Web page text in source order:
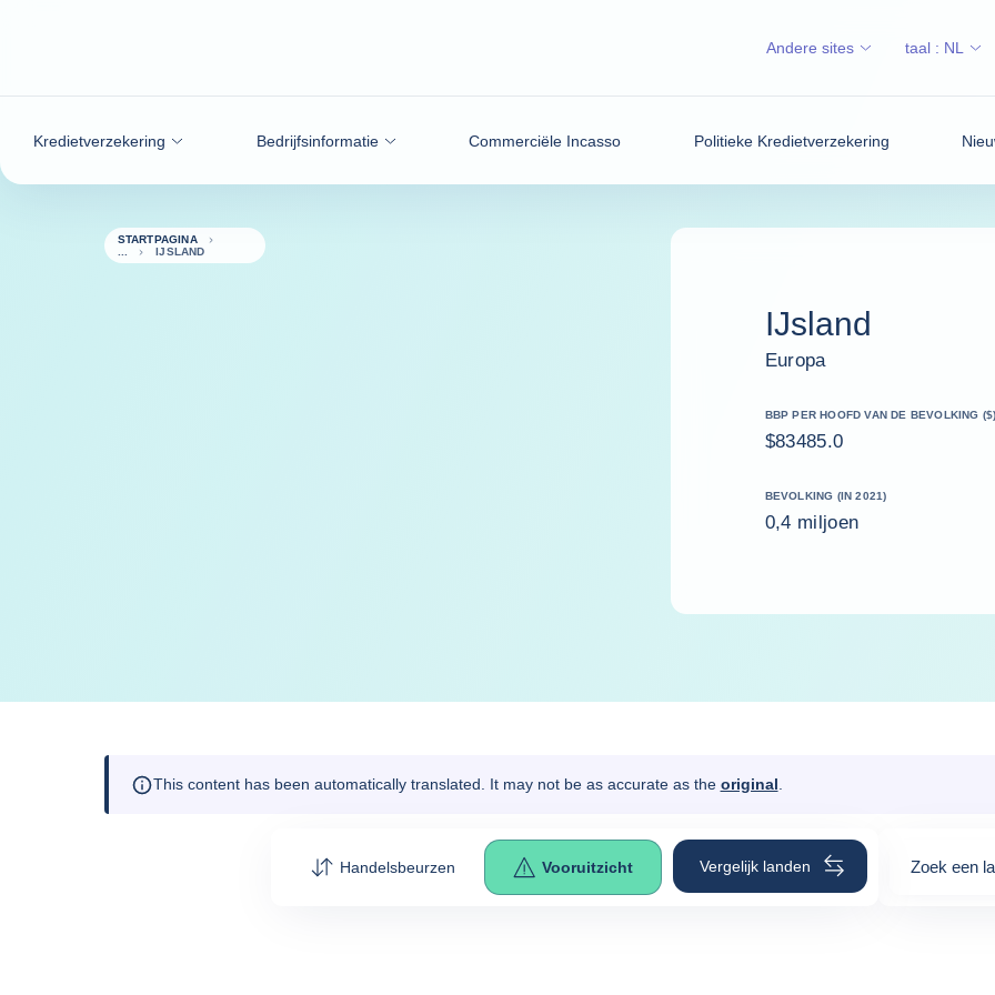
Kredietverzekering Bedrijfsinformatie Commerciële Incasso Politieke Kredietverzekering
Andere sites taal : NL
STARTPAGINA
IJSLAND
IJsland
Europa
BBP PER HOOFD VAN DE BEVOLKING ($)
$83485.0
BEVOLKING (IN 2021)
0,4 miljoen
This content has been automatically translated. It may not be as accurate as the original
Handelsbeurzen Vooruitzicht Vergelijk landen Zoek een